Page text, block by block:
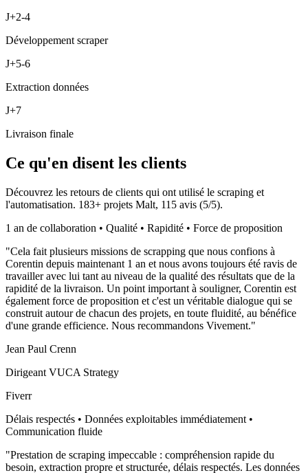
J+2-4
Développement scraper
J+5-6
Extraction données
J+7
Livraison finale
Ce qu'en disent les clients
Découvrez les retours de clients qui ont utilisé le scraping et
l'automatisation. 183+ projets Malt, 115 avis (5/5).
1 an de collaboration • Qualité • Rapidité • Force de proposition
"Cela fait plusieurs missions de scrapping que nous confions à
Corentin depuis maintenant 1 an et nous avons toujours été ravis de
travailler avec lui tant au niveau de la qualité des résultats que de la
rapidité de la livraison. Un point important à souligner, Corentin est
également force de proposition et c'est un véritable dialogue qui se
construit autour de chacun des projets, en toute fluidité, au bénéfice
d'une grande efficience. Nous recommandons Vivement."
Jean Paul Crenn
Dirigeant VUCA Strategy
Fiverr
Délais respectés • Données exploitables immédiatement •
Communication fluide
"Prestation de scraping impeccable : compréhension rapide du
besoin, extraction propre et structurée, délais respectés. Les données